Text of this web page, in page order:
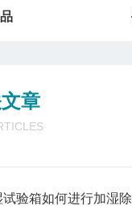
章
箱如何进行加湿除湿处理？